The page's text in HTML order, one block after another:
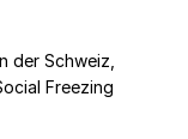
der Schweiz,
Freezing